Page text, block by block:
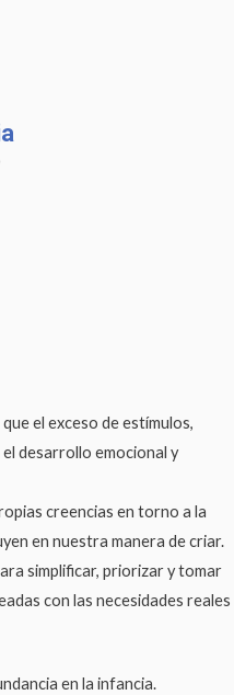
el exceso de estímulos,
desarrollo emocional y
creencias en torno a la
en nuestra manera de criar.
simplificar, priorizar y tomar
con las necesidades reales
en la infancia.